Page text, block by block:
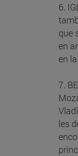
6.
que
en
en
7.
les